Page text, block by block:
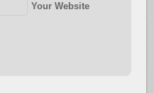
Your Website